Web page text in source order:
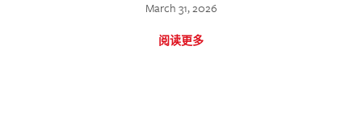
March 31, 2026
阅读更多